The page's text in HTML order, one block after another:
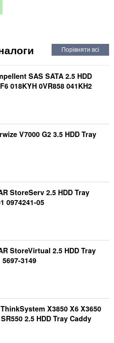
SAS SATA 2.5 HDD
018KYH 0VR858 041KH2
V7000 G2 3.5 HDD Tray
StoreServ 2.5 HDD Tray
0974241-05
StoreVirtual 2.5 HDD Tray
3149
X3850 X6 X3650
2.5 HDD Tray Caddy